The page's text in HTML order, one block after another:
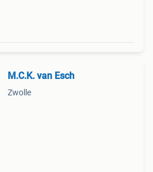
M.C.K. van Esch
Zwolle